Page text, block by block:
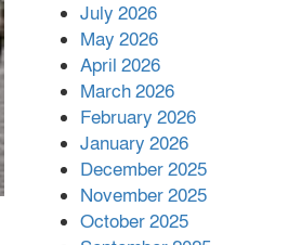
কাপ্তাই প্রেস
মাহফুজ,
নির্বাচিত
মালয়েশিয়ার
July 2026
May 2026
April 2026
March 2026
February 2026
January 2026
December 2025
November 2025
October 2025